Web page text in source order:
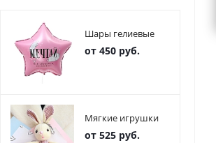
Шары гелиевые
от 450 руб.
Мягкие игрушки
от 525 руб.